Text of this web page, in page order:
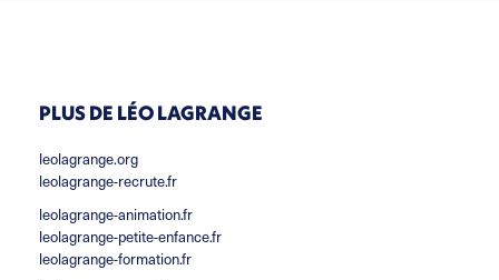
PLUS DE LÉO LAGRANGE
leolagrange.org
leolagrange-recrute.fr
leolagrange-animation.fr
leolagrange-petite-enfance.fr
leolagrange-formation.fr